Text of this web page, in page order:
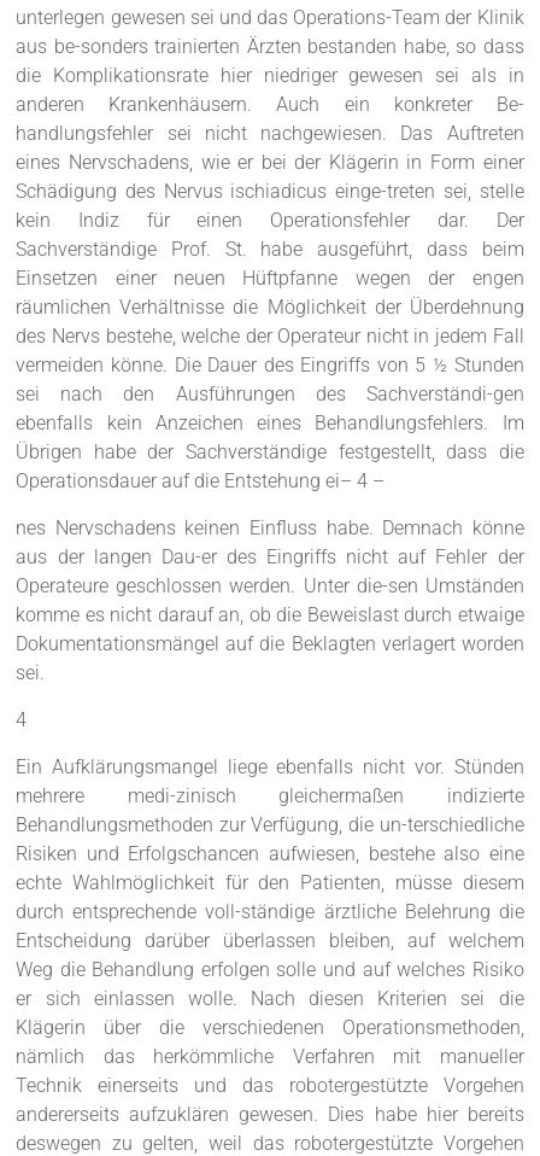
unterlegen gewesen sei und das Operations-Team der Klinik
aus be-sonders trainierten Ärzten bestanden habe, so dass
die Komplikationsrate hier niedriger gewesen sei als in
anderen Krankenhäusern. Auch ein konkreter Be-
handlungsfehler sei nicht nachgewiesen. Das Auftreten
eines Nervschadens, wie er bei der Klägerin in Form einer
Schädigung des Nervus ischiadicus einge-treten sei, stelle
kein Indiz für einen Operationsfehler dar. Der
Sachverständige Prof. St. habe ausgeführt, dass beim
Einsetzen einer neuen Hüftpfanne wegen der engen
räumlichen Verhältnisse die Möglichkeit der Überdehnung
des Nervs bestehe, welche der Operateur nicht in jedem Fall
vermeiden könne. Die Dauer des Eingriffs von 5 ½ Stunden
sei nach den Ausführungen des Sachverständi-gen
ebenfalls kein Anzeichen eines Behandlungsfehlers. Im
Übrigen habe der Sachverständige festgestellt, dass die
Operationsdauer auf die Entstehung ei– 4 –
nes Nervschadens keinen Einfluss habe. Demnach könne
aus der langen Dau-er des Eingriffs nicht auf Fehler der
Operateure geschlossen werden. Unter die-sen Umständen
komme es nicht darauf an, ob die Beweislast durch etwaige
Dokumentationsmängel auf die Beklagten verlagert worden
sei.
4
Ein Aufklärungsmangel liege ebenfalls nicht vor. Stünden
mehrere medi-zinisch gleichermaßen indizierte
Behandlungsmethoden zur Verfügung, die un-terschiedliche
Risiken und Erfolgschancen aufwiesen, bestehe also eine
echte Wahlmöglichkeit für den Patienten, müsse diesem
durch entsprechende voll-ständige ärztliche Belehrung die
Entscheidung darüber überlassen bleiben, auf welchem
Weg die Behandlung erfolgen solle und auf welches Risiko
er sich einlassen wolle. Nach diesen Kriterien sei die
Klägerin über die verschiedenen Operationsmethoden,
nämlich das herkömmliche Verfahren mit manueller
Technik einerseits und das robotergestützte Vorgehen
andererseits aufzuklären gewesen. Dies habe hier bereits
deswegen zu gelten, weil das robotergestützte Vorgehen